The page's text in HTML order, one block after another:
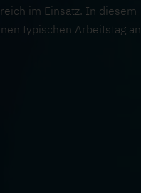
im Einsatz. In diesem
typischen Arbeitstag an